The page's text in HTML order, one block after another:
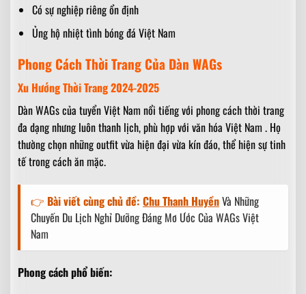
Có sự nghiệp riêng ổn định
Ủng hộ nhiệt tình bóng đá Việt Nam
Phong Cách Thời Trang Của Dàn WAGs
Xu Hướng Thời Trang 2024-2025
Dàn WAGs của tuyển Việt Nam nổi tiếng với phong cách thời trang
đa dạng nhưng luôn thanh lịch, phù hợp với văn hóa Việt Nam . Họ
thường chọn những outfit vừa hiện đại vừa kín đáo, thể hiện sự tinh
tế trong cách ăn mặc.
👉 Bài viết cùng chủ đề: Chu Thanh HuyềnVà Những
Chuyến Du Lịch Nghỉ Dưỡng Đáng Mơ Ước Của WAGs Việt
Nam
Phong cách phổ biến: